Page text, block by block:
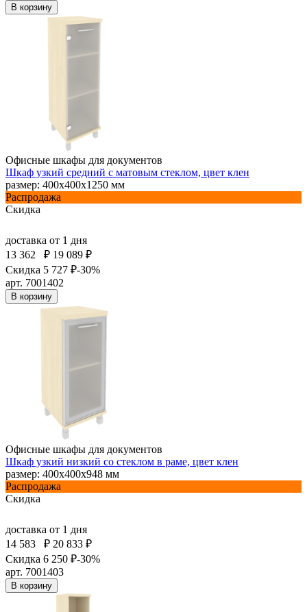
В корзину
Офисные шкафы для документов
Шкаф узкий средний с матовым стеклом, цвет клен
размер: 400х400х1250 мм
Распродажа
Скидка
доставка от 1 дня
13 362
₽ 19 089 ₽
Скидка 5 727 ₽-30%
арт. 7001402
В корзину
Офисные шкафы для документов
Шкаф узкий низкий со стеклом в раме, цвет клен
размер: 400х400х948 мм
Распродажа
Скидка
доставка от 1 дня
14 583
₽ 20 833 ₽
Скидка 6 250 ₽-30%
арт. 7001403
В корзину